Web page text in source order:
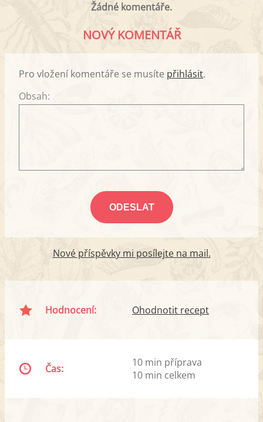
Žádné komentáře.
NOVÝ KOMENTÁŘ
Pro vložení komentáře se musíte přihlásit.
Obsah:
Nové příspěvky mi posílejte na mail.
Hodnocení: Ohodnotit recept
Čas:
10 min příprava
10 min celkem